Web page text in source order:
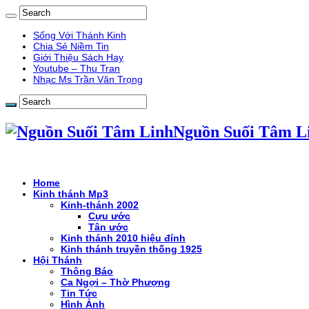
Sống Với Thánh Kinh
Chia Sẻ Niềm Tin
Giới Thiệu Sách Hay
Youtube – Thu Tran
Nhạc Ms Trần Văn Trọng
Nguồn Suối Tâm
Home
Kinh thánh Mp3
Kinh-thánh 2002
Cựu ước
Tân ước
Kinh thánh 2010 hiệu đính
Kinh thánh truyền thống 1925
Hội Thánh
Thông Báo
Ca Ngợi – Thờ Phượng
Tin Tức
Hình Ảnh